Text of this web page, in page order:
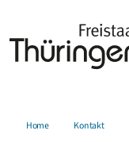
Home Kontakt